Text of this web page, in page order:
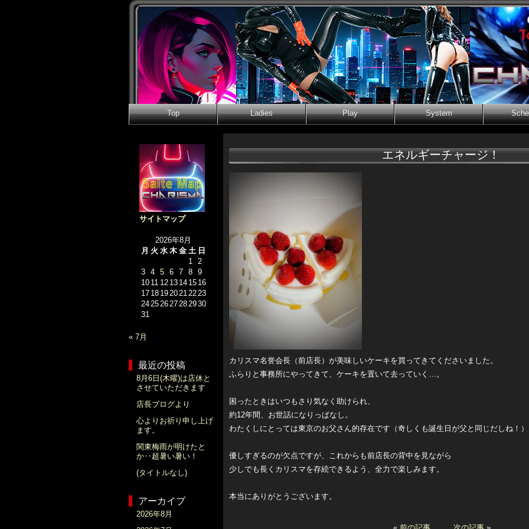
Top Ladies Play System
サイトマップ
2026年8月
月 火 水 木 金 土 日
1
2
3
4 5 6 7 8
9
10 11 12 13 14 15 16
17 18 1920212223
24252627282930
31
« 7月
最近の投稿
8月6日(木曜)は店休と
させていただきます
店長ブログより
心よりお祈り申し上げ
ます。
関東梅雨が明けたと
か‥超暑い暑い！
(タイトルなし)
アーカイブ
2026年8月
エネルギーチャージ！
カリスマ名誉会長（前店長）が美味しいケーキを買ってきてくださいました。
ふらりと事務所にやってきて、ケーキを置いて去っていく…。
困ったときはいつもさり気なく助けられ、
約12年間、お世話になりっぱなし。
わたくしにとっては東京のお父さん的存在です（奇しくも誕生日が父と同じだしね！
優しすぎるのが欠点ですが、これからも前店長の背中を見ながら
少しでも長くカリスマを存続できるよう、全力で楽しみます。
本当にありがとうございます。